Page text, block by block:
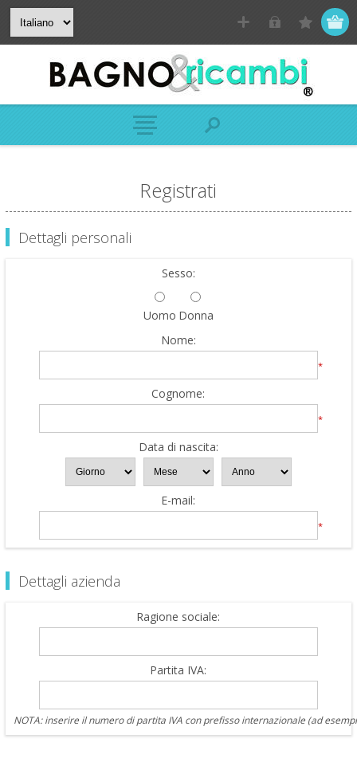
Registrati
Dettagli personali
Sesso:
Uomo Donna
Nome:
*
Cognome:
*
Data di nascita:
E-mail:
*
Dettagli azienda
Ragione sociale:
Partita IVA:
NOTA: inserire il numero di partita IVA con prefisso internazionale (ad